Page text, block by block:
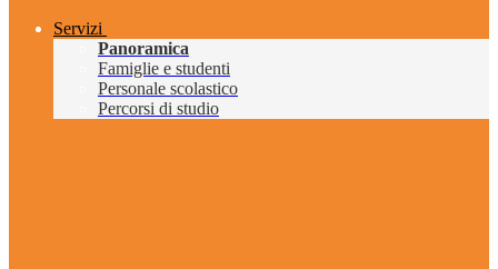
Servizi
Panoramica
Famiglie e studenti
Personale scolastico
Percorsi di studio